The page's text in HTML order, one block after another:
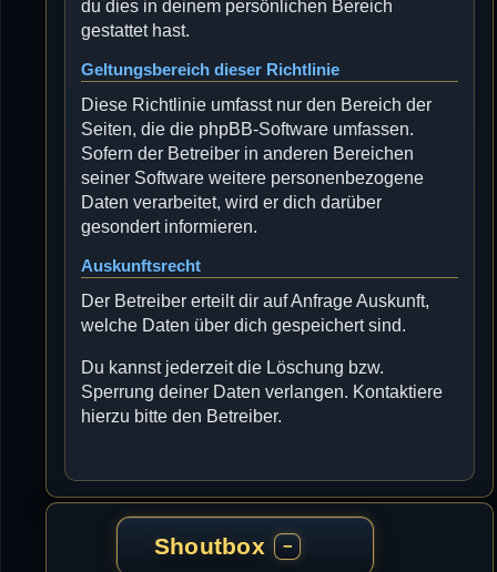
du dies in deinem persönlichen Bereich
gestattet hast.
Geltungsbereich dieser Richtlinie
Diese Richtlinie umfasst nur den Bereich der
Seiten, die die phpBB-Software umfassen.
Sofern der Betreiber in anderen Bereichen
seiner Software weitere personenbezogene
Daten verarbeitet, wird er dich darüber
gesondert informieren.
Auskunftsrecht
Der Betreiber erteilt dir auf Anfrage Auskunft,
welche Daten über dich gespeichert sind.
Du kannst jederzeit die Löschung bzw.
Sperrung deiner Daten verlangen. Kontaktiere
hierzu bitte den Betreiber.
Shoutbox −